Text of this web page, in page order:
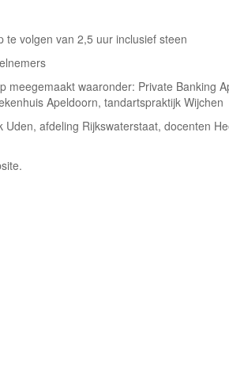
volgen van 2,5 uur inclusief steen
waaronder: Private Banking
Apeldoorn, tandartspraktijk Wijchen
afdeling Rijkswaterstaat, docenten